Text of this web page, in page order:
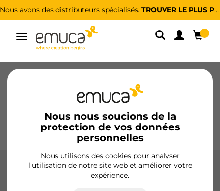
Nous avons des distributeurs spécialisés. TROUVER LE PLUS PROCHE
Alterner
navigation
Nous nous soucions de la
protection de vos données
personnelles
Nous utilisons des cookies pour analyser
l'utilisation de notre site web et améliorer votre
expérience.
Charnières
Cuisine Montage
Poignées Pieds Présentoirs
Rubans LED